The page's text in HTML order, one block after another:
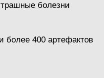
болезни
более 400 артефактов